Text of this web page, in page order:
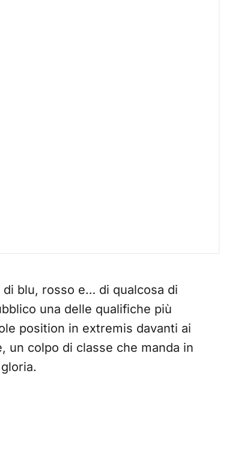
di blu, rosso e… di qualcosa di
una delle qualifiche più
position in extremis davanti ai
un colpo di classe che manda in